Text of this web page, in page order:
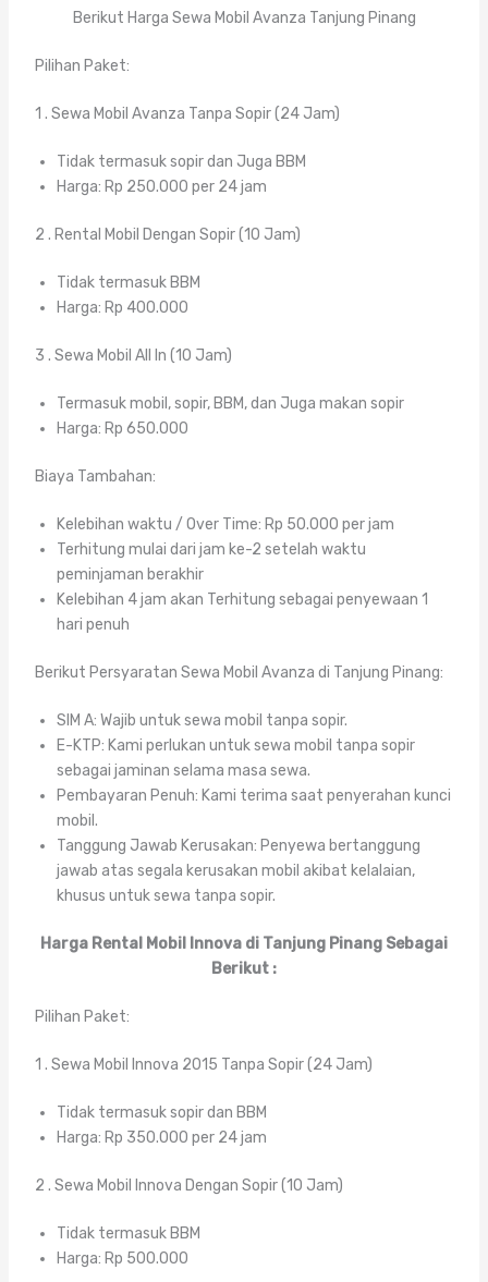
Berikut Harga Sewa Mobil Avanza Tanjung Pinang
Pilihan Paket:
1 . Sewa Mobil Avanza Tanpa Sopir (24 Jam)
Tidak termasuk sopir dan Juga BBM
Harga: Rp 250.000 per 24 jam
2 . Rental Mobil Dengan Sopir (10 Jam)
Tidak termasuk BBM
Harga: Rp 400.000
3 . Sewa Mobil All In (10 Jam)
Termasuk mobil, sopir, BBM, dan Juga makan sopir
Harga: Rp 650.000
Biaya Tambahan:
Kelebihan waktu / Over Time: Rp 50.000 per jam
Terhitung mulai dari jam ke-2 setelah waktu
peminjaman berakhir
Kelebihan 4 jam akan Terhitung sebagai penyewaan 1
hari penuh
Berikut Persyaratan Sewa Mobil Avanza di Tanjung Pinang:
SIM A: Wajib untuk sewa mobil tanpa sopir.
E-KTP: Kami perlukan untuk sewa mobil tanpa sopir
sebagai jaminan selama masa sewa.
Pembayaran Penuh: Kami terima saat penyerahan kunci
mobil.
Tanggung Jawab Kerusakan: Penyewa bertanggung
jawab atas segala kerusakan mobil akibat kelalaian,
khusus untuk sewa tanpa sopir.
Harga Rental Mobil Innova di Tanjung Pinang Sebagai
Berikut :
Pilihan Paket:
1 . Sewa Mobil Innova 2015 Tanpa Sopir (24 Jam)
Tidak termasuk sopir dan BBM
Harga: Rp 350.000 per 24 jam
2 . Sewa Mobil Innova Dengan Sopir (10 Jam)
Tidak termasuk BBM
Harga: Rp 500.000